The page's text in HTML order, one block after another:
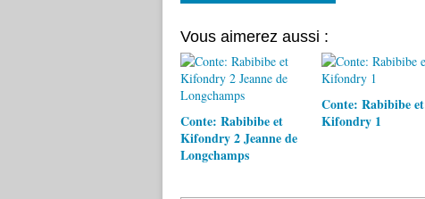
Vous aimerez aussi :
Conte: Rabibibe et
Kifondry 2 Jeanne de
Longchamps
Conte: Rabibibe et
Kifondry 1